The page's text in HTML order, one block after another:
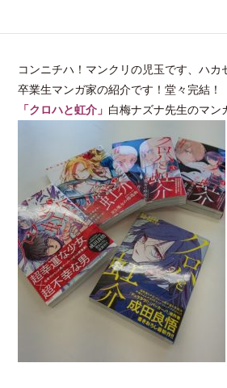
コンニチハ！マンクリの児玉です、ハカ
卒業生マンガ家の紹介です！堂々完結！
「クロハと虹介」 白梅ナズナ先生のマン